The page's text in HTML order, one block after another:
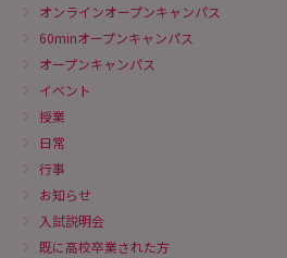
オンラインオープンキャンパス
60minオープンキャンパス
オープンキャンパス
イベント
授業
日常
行事
お知らせ
入試説明会
既に高校卒業された方